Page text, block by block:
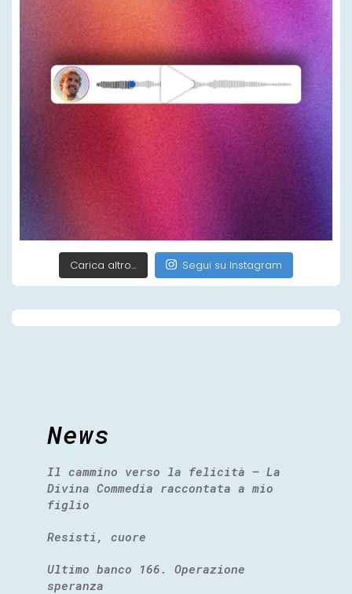
Carica altro… Segui su Instagram
News
Il cammino verso la felicità – La
Divina Commedia raccontata a mio
figlio
Resisti, cuore
Ultimo banco 166. Operazione
speranza